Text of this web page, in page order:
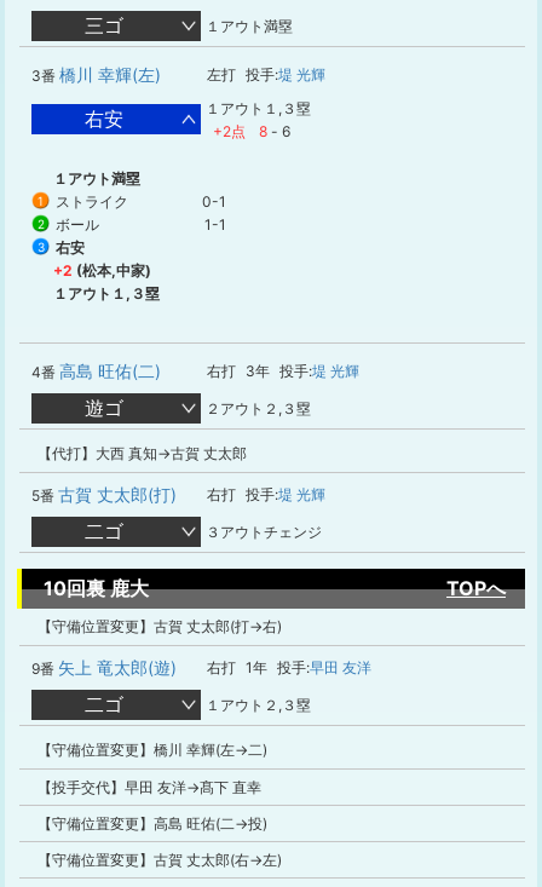
三ゴ １アウト満塁
3番 橋川 幸輝(左) 左打 投手:堤 光輝
右安
１アウト１,３塁
+2点
8 - 6
１アウト満塁
1 ストライク 0-1
2 ボール 1-1
3
右安
+2 (松本,中家)
１アウト１,３塁
4番 高島 旺佑(二) 右打 3年 投手:堤 光輝
遊ゴ ２アウト２,３塁
【代打】大西 真知→古賀 丈太郎
5番 古賀 丈太郎(打) 右打 投手:堤 光輝
二ゴ ３アウトチェンジ
10回裏 鹿大 TOPへ
【守備位置変更】古賀 丈太郎(打→右)
9番 矢上 竜太郎(遊) 右打 1年 投手:早田 友洋
二ゴ １アウト２,３塁
【守備位置変更】橋川 幸輝(左→二)
【投手交代】早田 友洋→髙下 直幸
【守備位置変更】高島 旺佑(二→投)
【守備位置変更】古賀 丈太郎(右→左)